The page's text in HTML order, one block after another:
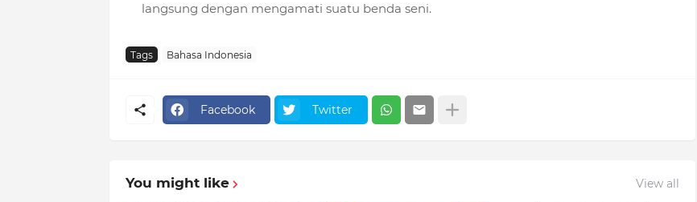
langsung dengan mengamati suatu benda seni.
Tags Bahasa Indonesia
Facebook Twitter
You might like View all